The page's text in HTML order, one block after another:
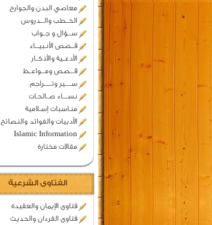
معاصي البدن والجوارح
الخــطب والـــدروس
ســـؤال و جــواب
قــصص الأنـبيـــاء
الأدعــية والأذكــار
قـــصص ومـــواعــظ
ســـــير وتــــــراجم
نســــاء صــالحـات
منـاسبات إسـلامية
الأدبيات والفوائد والنصائح
Islamic Information
مقالات مختارة
الفتاوى الشرعية
فتاوى الإيمان والعقيدة
فتاوى القرءان والحديث